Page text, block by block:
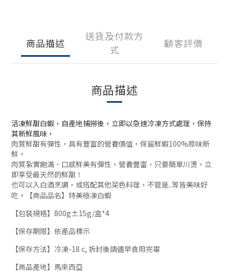
商品描述
送貨及付款方
式
顧客評價
商品描述
活凍鮮甜白蝦，自產地捕撈後，立即以急速冷凍方式處理，保持
其新鮮風味，
肉質鮮甜有彈性，具有豐富的營養價值，保留鮮蝦100%原味新
鮮。
肉質紮實飽滿、口感鮮美有彈性，營養豐富， 只要簡單川燙，立
即享受最天然的鮮甜！
也可以入白酒烹調，或搭配其他菜色料理，不管是..等皆美味好
吃。【商品品名】特美極凍白蝦
【包裝規格】800g±15g/盒*4
【保存期限】依產品標示
【保存方法】冷凍-18 c, 拆封後請儘早食用完畢
【商品產地】馬來西亞